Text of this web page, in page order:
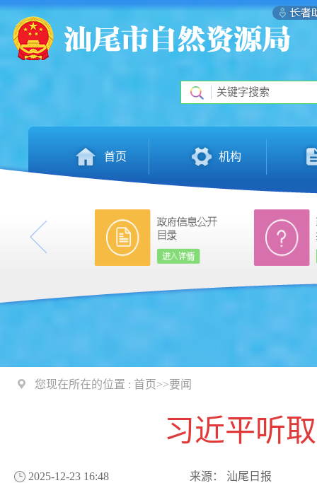
首页 机构
您现在所在的位置 : 首页>>要闻
习近平听
2025-12-23 16:48 来源： 汕尾日报